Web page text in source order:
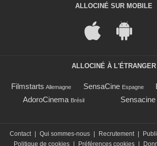
ALLOCINÉ SUR MOBILE
ALLOCINÉ À L'ÉTRANGER
Filmstarts Allemagne SensaCine Espagne
AdoroCinema Brésil
Contact Qui sommes-nous Recrutement
Politique de cookies
Préférences cookies